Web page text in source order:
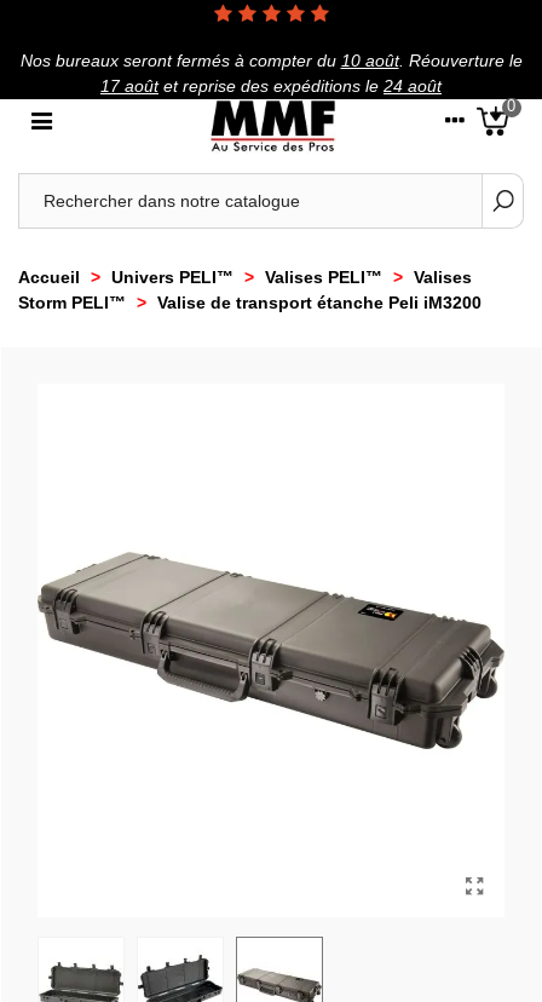
Nos bureaux seront fermés à compter du 10 août. Réouverture le
17 aoûtet reprise des expéditions le 24 août
0
Accueil > Univers PELI™ > Valises PELI™ > Valises
Storm PELI™
> Valise de transport étanche Peli iM3200